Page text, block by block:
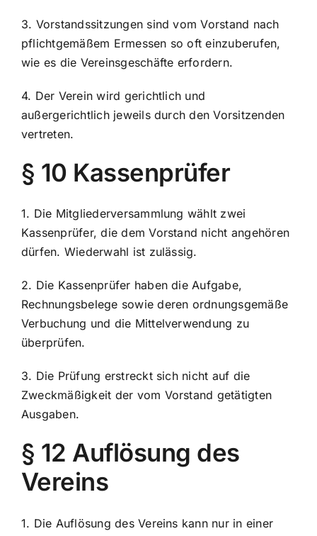
3. Vorstandssitzungen sind vom Vorstand nach
pflichtgemäßem Ermessen so oft einzuberufen,
wie es die Vereinsgeschäfte erfordern.
4. Der Verein wird gerichtlich und
außergerichtlich jeweils durch den Vorsitzenden
vertreten.
§ 10 Kassenprüfer
1. Die Mitgliederversammlung wählt zwei
Kassenprüfer, die dem Vorstand nicht angehören
dürfen. Wiederwahl ist zulässig.
2. Die Kassenprüfer haben die Aufgabe,
Rechnungsbelege sowie deren ordnungsgemäße
Verbuchung und die Mittelverwendung zu
überprüfen.
3. Die Prüfung erstreckt sich nicht auf die
Zweckmäßigkeit der vom Vorstand getätigten
Ausgaben.
§ 12 Auflösung des
Vereins
1. Die Auflösung des Vereins kann nur in einer